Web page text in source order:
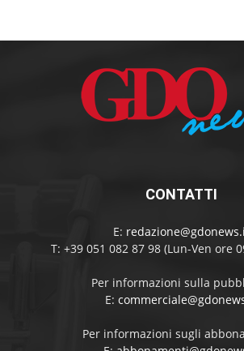
CONTATTI
E:
T: +39 051 082 87 98 (Lun-Ven ore
Per informazioni sulla
E:
Per informazioni sugli